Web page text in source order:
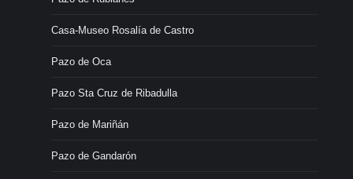
Casa-Museo Rosalía de Castro
Pazo de Oca
Pazo Sta Cruz de Ribadulla
Pazo de Mariñán
Pazo de Gandarón